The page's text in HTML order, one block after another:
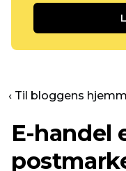
‹ Til bloggens
E-handel